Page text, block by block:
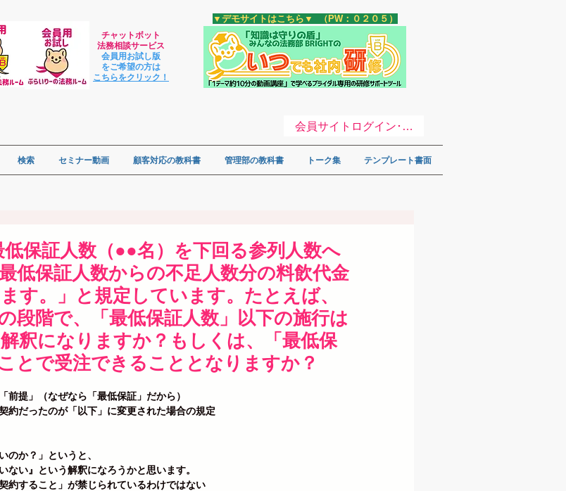
チャットボット
法務相談サービス
会員用お試し版
をご希望の方は
​こちらをクリック！
​▼デモサイトはこちら▼ （PW：０２０５）
検索 セミナー動画 顧客対応の教科書 管理部の教科書 トーク集 テンプレート書面
低保証人数（●●名）を下回る参列人数へ
低保証人数からの不足人数分の料飲代金
す。」と規定しています。たとえば、
段階で、「最低保証人数」以下の施行は
釈になりますか？もしくは、「最低保
とで受注できることとなりますか？
提」（なぜなら「最低保証」だから）
だったのが「以下」に変更された場合の規定
のか？」というと、
ない』という解釈になろうかと思います。
約すること」が禁じられているわけではない